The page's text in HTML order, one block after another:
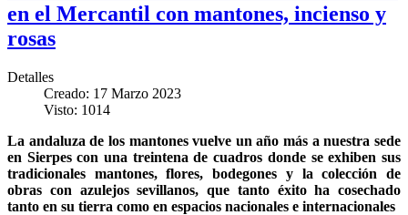
en el Mercantil con mantones, incienso y
rosas
Detalles
Creado: 17 Marzo 2023
Visto: 1014
La andaluza de los mantones vuelve un año más a nuestra sede
en Sierpes con una treintena de cuadros donde se exhiben sus
tradicionales mantones, flores, bodegones y la colección de
obras con azulejos sevillanos, que tanto éxito ha cosechado
tanto en su tierra como en espacios nacionales e internacionales